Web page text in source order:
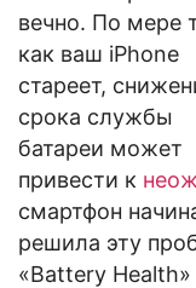
вечно. По мере
как ваш iPhone
стареет,
срока службы
батареи может
привести к
смартфон
решила эту
«Battery